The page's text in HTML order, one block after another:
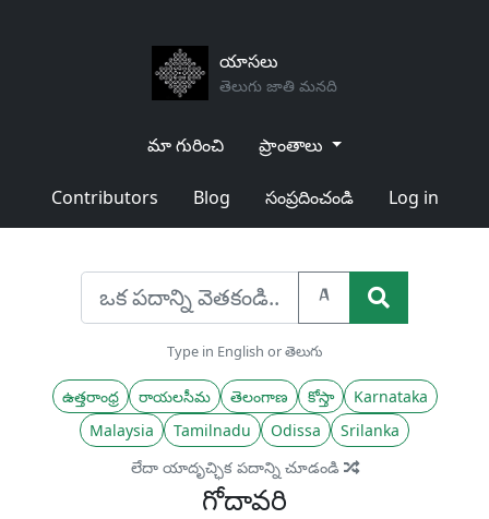
యాసలు
తెలుగు జాతి మనది
మా గురించి ప్రాంతాలు
Contributors Blog సంప్రదించండి Log in
A
Type in English or తెలుగు
ఉత్తరాంధ్ర రాయలసీమ తెలంగాణ కోస్తా
Karnataka
Malaysia
Tamilnadu Odissa
Srilanka
లేదా యాదృచ్ఛిక పదాన్ని చూడండి
గోదావరి